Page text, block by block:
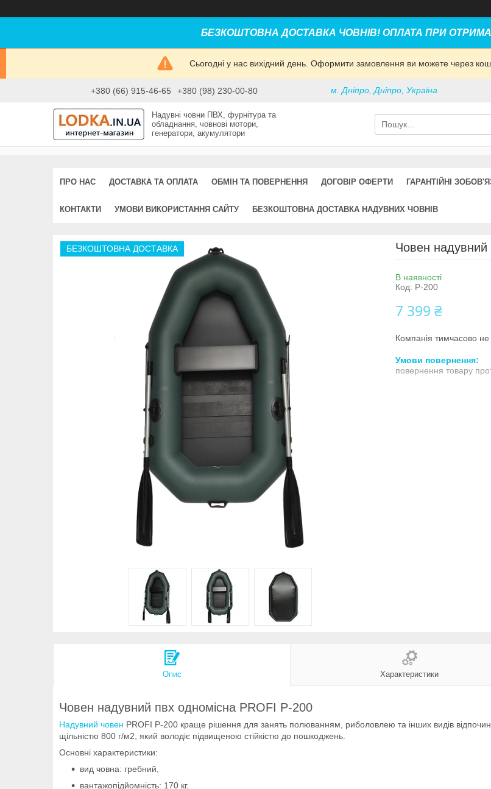
БЕЗКОШТОВНА ДОСТАВКА ЧОВНІВ! ОПЛАТА ПРИ
Сьогодні у нас вихідний день. Оформити замовлення ви можете через
+380 (66) 915-46-65 +380 (98) 230-00-80 м. Дніпро, Дніпро, Україна
Надувні човни ПВХ, фурнітура та
обладнання, човнові мотори,
генератори, акумулятори
ПРО НАС ДОСТАВКА ТА ОПЛАТА ОБМІН ТА ПОВЕРНЕННЯ ДОГОВІР ОФЕРТИ ГАРАНТІЙНІ
КОНТАКТИ УМОВИ ВИКОРИСТАННЯ САЙТУ БЕЗКОШТОВНА ДОСТАВКА НАДУВНИХ ЧОВНІВ
БЕЗКОШТОВНА ДОСТАВКА Човен надувний
В наявності
Код: P-200
7 399 ₴
Компанія тимчасово
повернення товару
Опис Характеристики
Човен надувний пвх одномісна PROFI P-200
Надувний човен PROFI P-200 краще рішення для занять полюванням, риболовлею та інших видів
щільністю 800 г/м2, який володіє підвищеною стійкістю до пошкоджень.
Основні характеристики:
вид човна: гребний,
вантажопідйомність: 170 кг,